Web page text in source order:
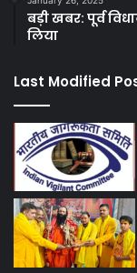
बड़ी खबर: पूर्व
लिया
Last Modified